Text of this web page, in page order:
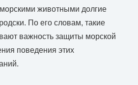
морскими животными долгие
По его словам, такие
важность защиты морской
поведения этих